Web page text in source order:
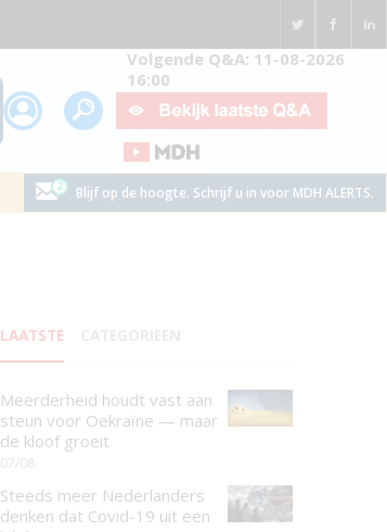
Volgende Q&A: 11-08-2026
16:00
Blijf op de hoogte. Schrijf u in voor MDH ALERTS.
LAATSTE
Meerderheid houdt vast aan
steun voor Oekraïne — maar
de kloof groeit
07/08
Steeds meer Nederlanders
denken dat Covid-19 uit een